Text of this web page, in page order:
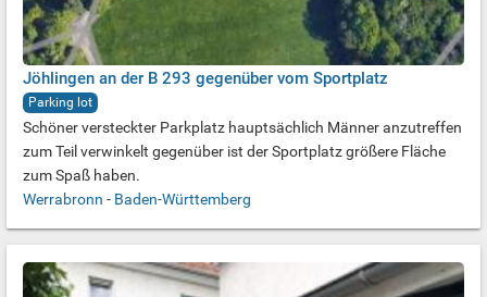
Jöhlingen an der B 293 gegenüber vom Sportplatz
Parking lot
Schöner versteckter Parkplatz hauptsächlich Männer anzutreffen
zum Teil verwinkelt gegenüber ist der Sportplatz größere Fläche
zum Spaß haben.
Werrabronn - Baden-Württemberg